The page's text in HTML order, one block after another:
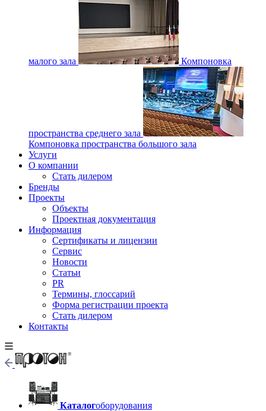
малого зала Компоновка
пространства среднего зала
Компоновка пространства большого зала
Услуги
О компании
Стать дилером
Бренды
Проекты
Объекты
Проектная документация
Информация
Сертификаты и лицензии
Сервис
Новости
Статьи
PR
Термины, глоссарий
Форма регистрации проекта
Стать дилером
Контакты
Каталогоборудования